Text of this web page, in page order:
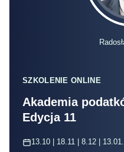
SZKOLENIE ONLINE
Akademia
Edycja 11
13.10 | 18.11 | 8.12 |